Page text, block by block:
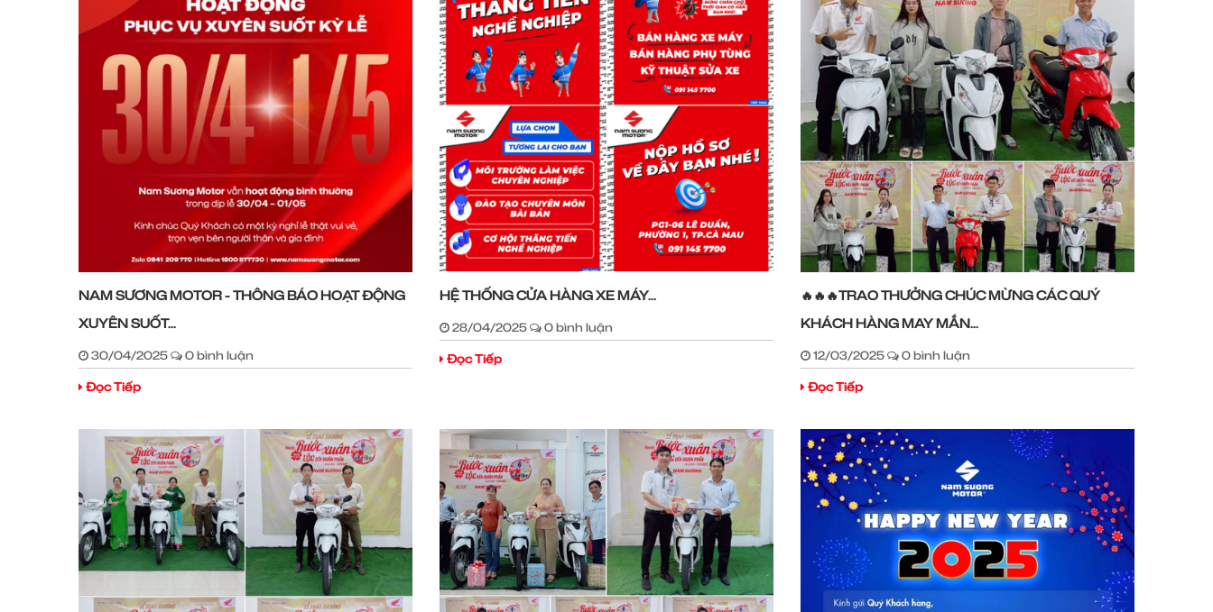
NAM SƯƠNG MOTOR - THÔNG BÁO HOẠT ĐỘNG
XUYÊN SUỐT...
30/04/2025
0 bình luận
Đọc Tiếp
HỆ THỐNG CỬA HÀNG XE MÁY...
28/04/2025
0 bình luận
Đọc Tiếp
🔥🔥🔥TRAO THƯỞNG CHÚC MỪNG CÁC QUÝ
KHÁCH HÀNG MAY MẮN...
12/03/2025
0 bình luận
Đọc Tiếp